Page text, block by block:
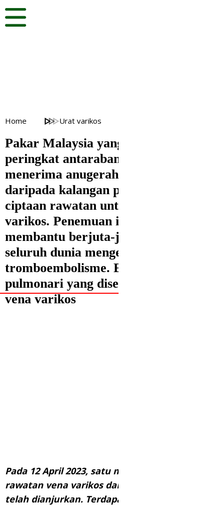
Pakar Malaysia yang diiktiraf di
peringkat antarabangsa dan telah
menerima anugerah tertinggi
daripada kalangan pakar untuk
ciptaan rawatan untuk vena
varikos. Penemuan ini telah
membantu berjuta-juta orang di
seluruh dunia mengelakkan
tromboembolisme. Embolisme
pulmonari yang disebabkan oleh
vena varikos
Pada 12 April 2023, satu mesyuarat pakar
rawatan vena varikos dari seluruh dunia
telah dianjurkan. Terdapat acara penting
Home Urat varikos